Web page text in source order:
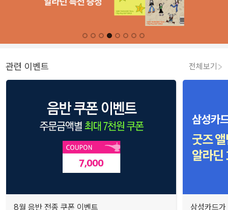
관련 이벤트 전체보기
8월 음반 전종 쿠폰 이벤트 삼성카드